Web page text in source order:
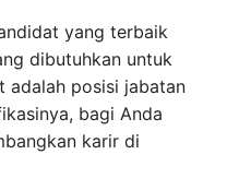
yang terbaik
dibutuhkan untuk
adalah posisi jabatan
bagi Anda
karir di